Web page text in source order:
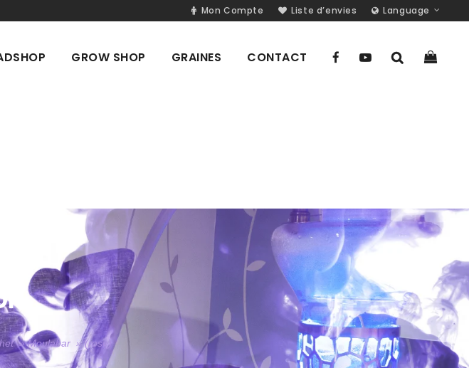
Mon Compte Liste d’envies Language
GROW SHOP GRAINES CONTACT
» Moulabar » (rose)